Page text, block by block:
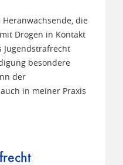
die
Drogen in Kontakt
Jugendstrafrecht
besondere
der
in meiner Praxis